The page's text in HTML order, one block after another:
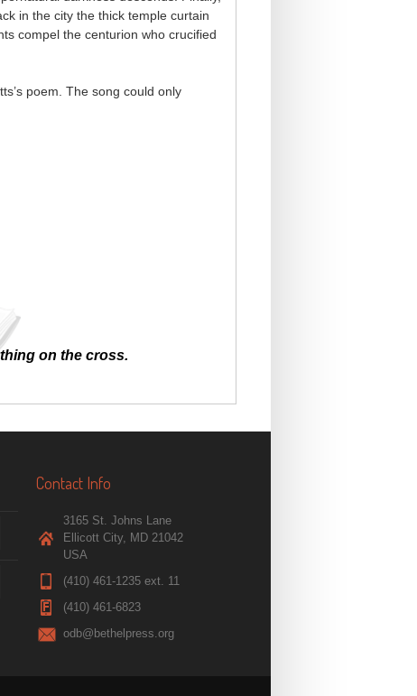
in the city the thick temple curtain
compel the centurion who crucified
poem. The song could only
on the cross.
Contact Info
3165 St. Johns Lane
Ellicott City, MD 21042
USA
(410) 461-1235 ext. 11
(410) 461-6823
odb@bethelpress.org